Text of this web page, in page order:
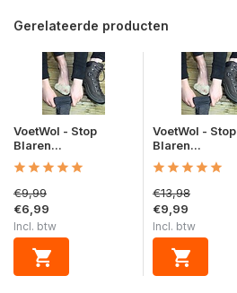
Gerelateerde producten
VoetWol - Stop
Blaren...
€9,99
€6,99
Incl. btw
VoetWol - Stop
Blaren...
€13,98
€9,99
Incl. btw